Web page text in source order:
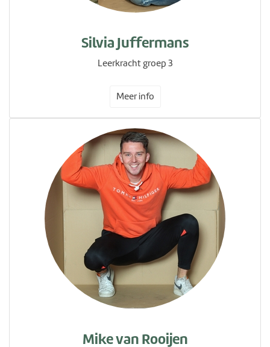
Silvia Juffermans
Leerkracht groep 3
Meer info
Mike van Rooijen